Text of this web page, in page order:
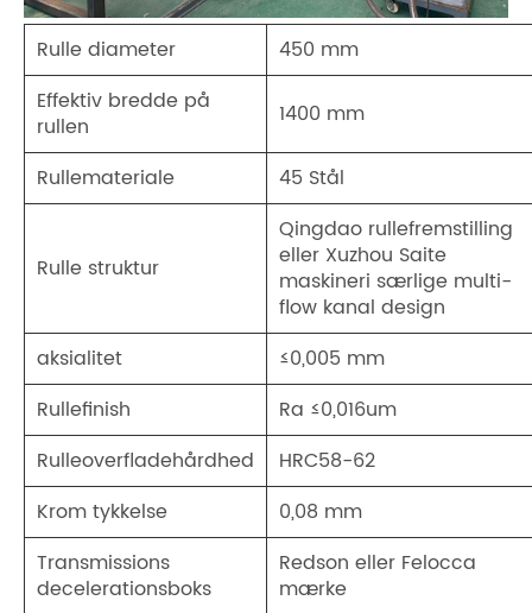
Rulle diameter
450 mm
Effektiv bredde på
rullen
1400 mm
Rullemateriale 45 Stål
Rulle struktur
Qingdao rullefremstilling
eller Xuzhou Saite
maskineri særlige multi-
flow kanal design
aksialitet
≤0,005 mm
Rullefinish
Ra ≤0,016um
Rulleoverfladehårdhed
HRC58-62
Krom tykkelse
0,08 mm
Transmissions
decelerationsboks
Redson eller Felocca
mærke